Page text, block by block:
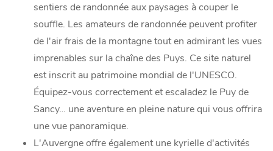
sentiers de randonnée aux paysages à couper le
souffle. Les amateurs de randonnée peuvent profiter
de l'air frais de la montagne tout en admirant les vues
imprenables sur la chaîne des Puys. Ce site naturel
est inscrit au patrimoine mondial de l'UNESCO.
Équipez-vous correctement et escaladez le Puy de
Sancy… une aventure en pleine nature qui vous offrira
une vue panoramique.
L'Auvergne offre également une kyrielle d'activités